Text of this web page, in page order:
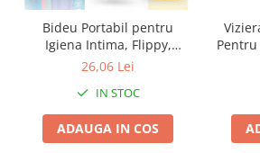
Slefuitoare pe vibratii
Fierastraie electrice
Consumabile fierastraie electrice
Fierastraie electrice circulare de
mana
Fierastraie electrice circulare
Bideu Portabil pentru
Igiena Intima, Flippy,
pentru Postpartum/
Capac si Husa Galbena,
29.5x7 cm, Culoare
Recipient Verde
26,06 Lei
IN STOC
ADAUGA IN COS